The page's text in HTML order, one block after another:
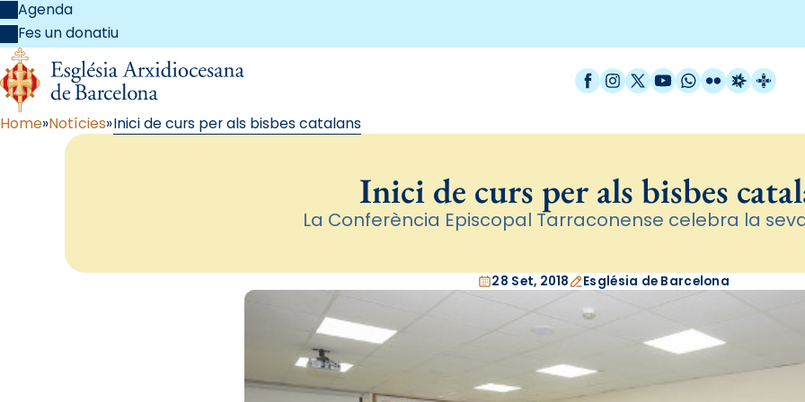
Agenda
Fes un donatiu
Facebook
Instagram
X / Twitter
YouTube
WhatsApp
FlickrRadio
Home Notícies Inici de curs per als bisbes catalans
Inici de curs per als bisbes
La Conferència Episcopal Tarraconense celebra la
28 Set, 2018 Església de Barcelona